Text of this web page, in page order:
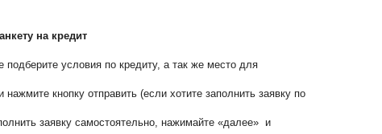
на кредит
подберите условия по кредиту, а так же место для
нажмите кнопку отправить (если хотите заполнить заявку по
заявку самостоятельно, нажимайте «далее» и